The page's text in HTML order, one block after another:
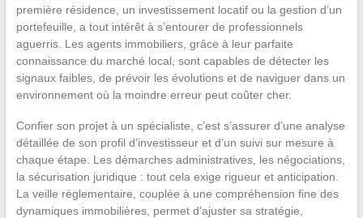
première résidence, un investissement locatif ou la gestion d’un
portefeuille, a tout intérêt à s’entourer de professionnels
aguerris. Les agents immobiliers, grâce à leur parfaite
connaissance du marché local, sont capables de détecter les
signaux faibles, de prévoir les évolutions et de naviguer dans un
environnement où la moindre erreur peut coûter cher.
Confier son projet à un spécialiste, c’est s’assurer d’une analyse
détaillée de son profil d’investisseur et d’un suivi sur mesure à
chaque étape. Les démarches administratives, les négociations,
la sécurisation juridique : tout cela exige rigueur et anticipation.
La veille réglementaire, couplée à une compréhension fine des
dynamiques immobilières, permet d’ajuster sa stratégie,